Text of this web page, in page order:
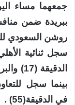
جمعهما مساء
ببريدة ضمن
روشن السعودي
سجل ثنائية
بينما سجل
في الدقيقة(55) .